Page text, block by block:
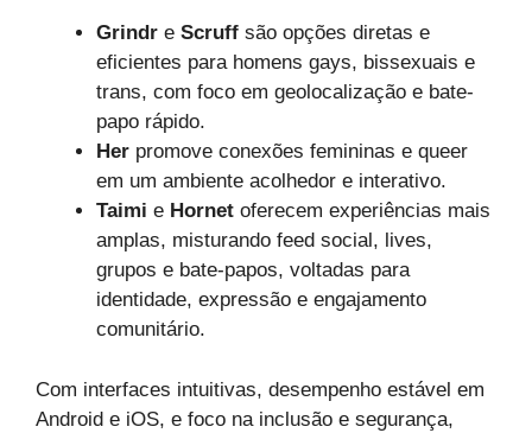
Grindr e Scruff são opções diretas e
eficientes para homens gays, bissexuais e
trans, com foco em geolocalização e bate-
papo rápido.
Her promove conexões femininas e queer
em um ambiente acolhedor e interativo.
Taimi e Hornet oferecem experiências mais
amplas, misturando feed social, lives,
grupos e bate-papos, voltadas para
identidade, expressão e engajamento
comunitário.
Com interfaces intuitivas, desempenho estável em
Android e iOS, e foco na inclusão e segurança,